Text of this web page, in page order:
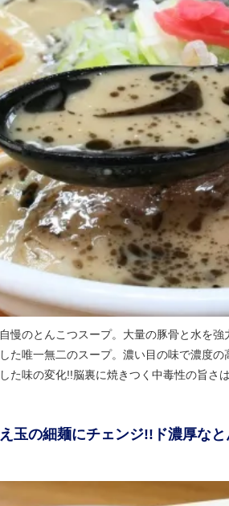
慢のとんこつスープ。大量の豚骨と水を
た唯一無二のスープ。濃い目の味で濃度
た味の変化!!脳裏に焼きつく中毒性の旨さ
玉の細麺にチェンジ!!ド濃厚な